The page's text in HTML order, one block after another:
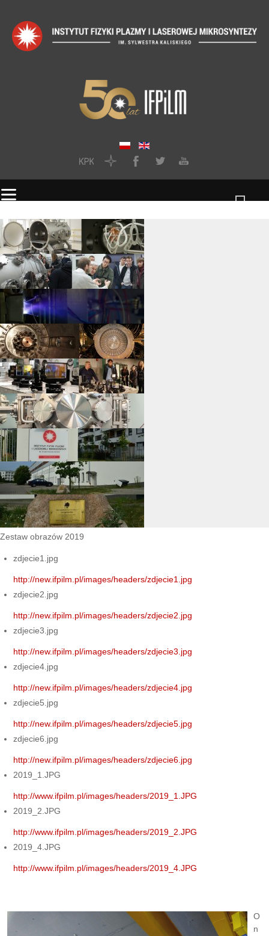
Zestaw obrazów 2019
zdjecie1.jpg
http://new.ifpilm.pl/images/headers/zdjecie1.jpg
zdjecie2.jpg
http://new.ifpilm.pl/images/headers/zdjecie2.jpg
zdjecie3.jpg
http://new.ifpilm.pl/images/headers/zdjecie3.jpg
zdjecie4.jpg
http://new.ifpilm.pl/images/headers/zdjecie4.jpg
zdjecie5.jpg
http://new.ifpilm.pl/images/headers/zdjecie5.jpg
zdjecie6.jpg
http://new.ifpilm.pl/images/headers/zdjecie6.jpg
2019_1.JPG
http://www.ifpilm.pl/images/headers/2019_1.JPG
2019_2.JPG
http://www.ifpilm.pl/images/headers/2019_2.JPG
2019_4.JPG
http://www.ifpilm.pl/images/headers/2019_4.JPG
O
n